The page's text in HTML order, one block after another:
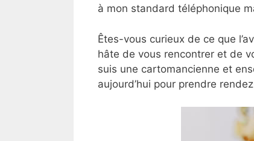
à mon standard téléphonique
Êtes-vous curieux de ce que
hâte de vous rencontrer et de
suis une cartomancienne et
aujourd’hui pour prendre